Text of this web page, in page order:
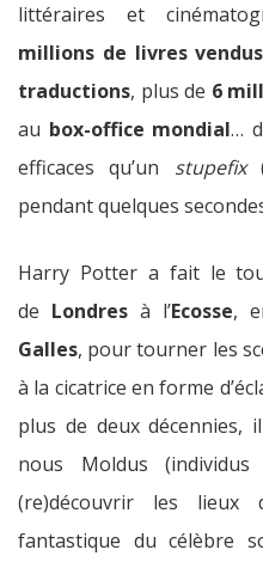
littéraires et
millions de livres vendus
traductions, plus de 6
au box-office mondial…
efficaces qu’un stupefix
pendant quelques
Harry Potter a fait le
de Londresà l’Ecosse,
Galles, pour tourner les
à la cicatrice en forme
plus de deux décennies,
nous Moldus
(re)découvrir les lieux
fantastique du célèbre